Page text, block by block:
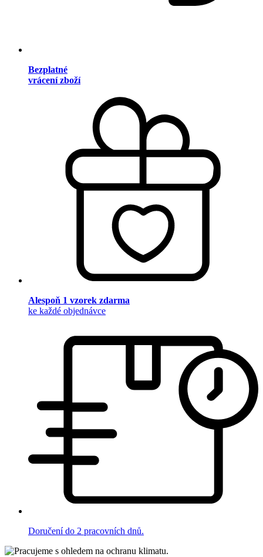
Bezplatné
vrácení zboží
Alespoň 1 vzorek zdarma
ke každé objednávce
Doručení do 2 pracovních dnů.